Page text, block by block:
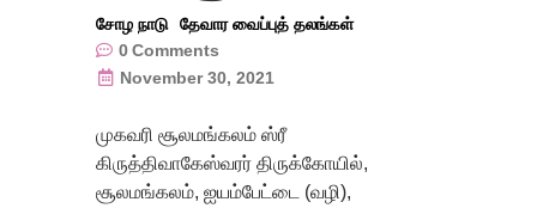
சோழ நாடு
தேவார வைப்புத் தலங்கள்
0Comments
November 30, 2021
முகவரி சூலமங்கலம் ஸ்ரீ
கிருத்திவாகேஸ்வரர் திருக்கோயில்,
சூலமங்கலம், ஐயம்பேட்டை (வழி),